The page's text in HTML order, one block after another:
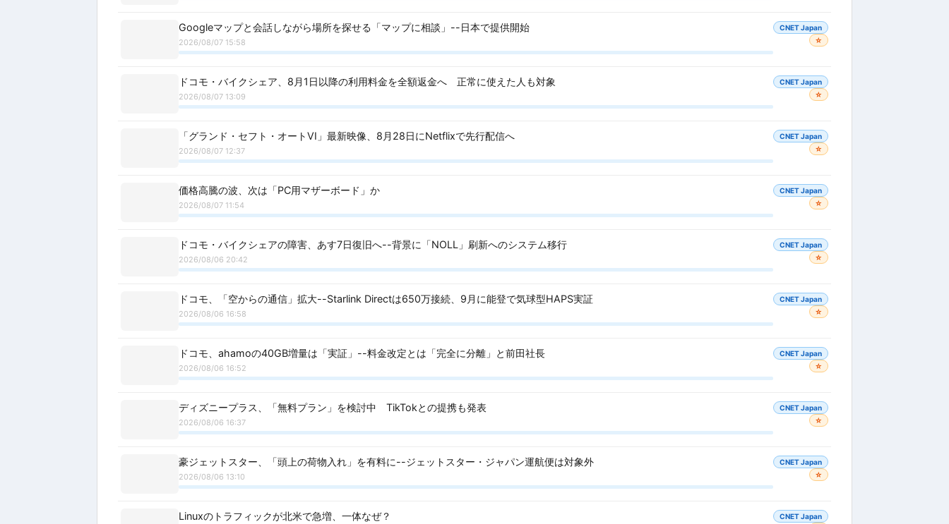
Googleマップと会話しながら場所を探せる「マップに相談」--日本で提供開始
2026/08/07 15:58
CNET Japan
☆
ドコモ・バイクシェア、8月1日以降の利用料金を全額返金へ 正常に使えた人も対象
2026/08/07 13:09
CNET Japan
☆
「グランド・セフト・オートVI」最新映像、8月28日にNetflixで先行配信へ
2026/08/07 12:37
CNET Japan
☆
価格高騰の波、次は「PC用マザーボード」か
2026/08/07 11:54
CNET Japan
☆
ドコモ・バイクシェアの障害、あす7日復旧へ--背景に「NOLL」刷新へのシステム移行
2026/08/06 20:42
CNET Japan
☆
ドコモ、「空からの通信」拡大--Starlink Directは650万接続、9月に能登で気球型HAPS実証
2026/08/06 16:58
CNET Japan
☆
ドコモ、ahamoの40GB増量は「実証」--料金改定とは「完全に分離」と前田社長
2026/08/06 16:52
CNET Japan
☆
ディズニープラス、「無料プラン」を検討中 TikTokとの提携も発表
2026/08/06 16:37
CNET Japan
☆
豪ジェットスター、「頭上の荷物入れ」を有料に--ジェットスター・ジャパン運航便は対象外
2026/08/06 13:10
CNET Japan
☆
Linuxのトラフィックが北米で急増、一体なぜ？
CNET Japan